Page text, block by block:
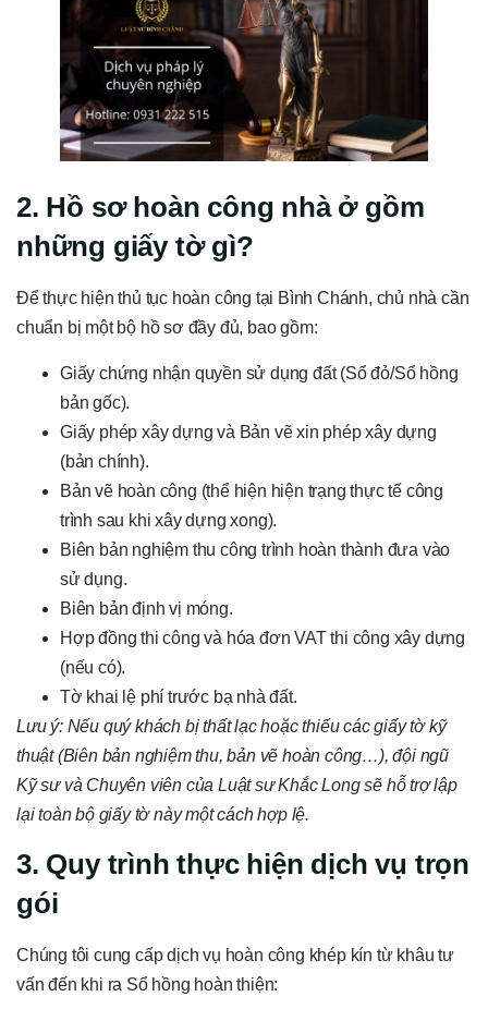
2. Hồ sơ hoàn công nhà ở gồm
những giấy tờ gì?
Để thực hiện thủ tục hoàn công tại Bình Chánh, chủ nhà cần
chuẩn bị một bộ hồ sơ đầy đủ, bao gồm:
Giấy chứng nhận quyền sử dụng đất (Sổ đỏ/Sổ hồng
bản gốc).
Giấy phép xây dựng và Bản vẽ xin phép xây dựng
(bản chính).
Bản vẽ hoàn công (thể hiện hiện trạng thực tế công
trình sau khi xây dựng xong).
Biên bản nghiệm thu công trình hoàn thành đưa vào
sử dụng.
Biên bản định vị móng.
Hợp đồng thi công và hóa đơn VAT thi công xây dựng
(nếu có).
Tờ khai lệ phí trước bạ nhà đất.
Lưu ý: Nếu quý khách bị thất lạc hoặc thiếu các giấy tờ kỹ
thuật (Biên bản nghiệm thu, bản vẽ hoàn công…), đội ngũ
Kỹ sư và Chuyên viên của Luật sư Khắc Long sẽ hỗ trợ lập
lại toàn bộ giấy tờ này một cách hợp lệ.
3. Quy trình thực hiện dịch vụ trọn
gói
Chúng tôi cung cấp dịch vụ hoàn công khép kín từ khâu tư
vấn đến khi ra Sổ hồng hoàn thiện: